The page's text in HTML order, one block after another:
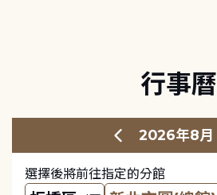
行事曆
2026年8月
選擇後將前往指定的分館